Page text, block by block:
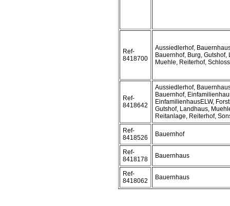
Ref-
8418700
Aussiedlerhof,
Bauernhof, Burg, Gutshof,
Muehle, Reiterhof,
Ref-
8418642
Aussiedlerhof,
Bauernhof,
EinfamilienhausELW,
Gutshof, Landhaus,
Reitanlage, Reiterhof,
Ref-
8418526
Bauernhof
Ref-
8418178
Bauernhaus
Ref-
8418062
Bauernhaus